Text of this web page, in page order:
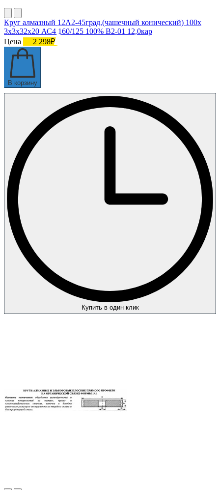
Круг алмазный 12А2-45град.(чашечный конический) 100х
3х3х32х20 АС4 160/125 100% В2-01 12,0кар
Цена
2 298₽
В корзину
Купить в один клик